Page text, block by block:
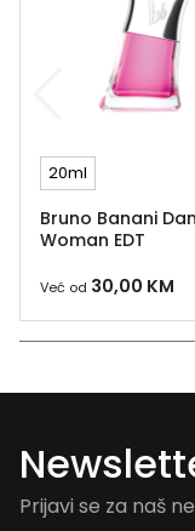
20ml
Bruno Banani
Woman EDT
Već od 30,00 KM
Prijavi se za naš